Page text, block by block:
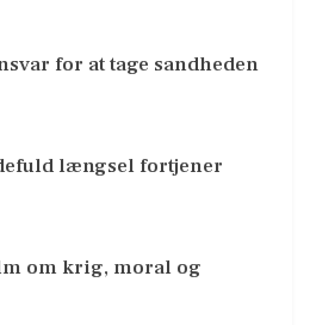
for at tage sandheden
længsel fortjener
om krig, moral og